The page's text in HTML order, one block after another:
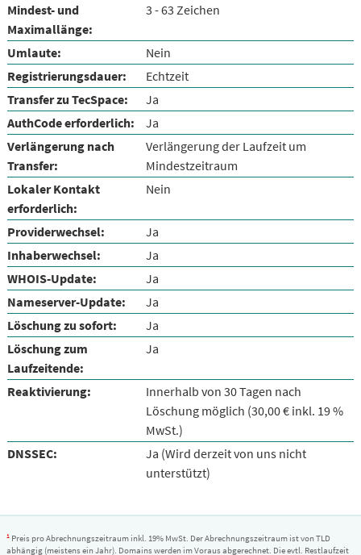
Mindest- und
Maximallänge:
3 - 63 Zeichen
Umlaute:
Nein
Registrierungsdauer:
Echtzeit
Transfer zu TecSpace:
Ja
AuthCode erforderlich:
Ja
Verlängerung nach
Transfer:
Verlängerung der Laufzeit um
Mindestzeitraum
Lokaler Kontakt
erforderlich:
Nein
Providerwechsel:
Ja
Inhaberwechsel:
Ja
WHOIS-Update:
Ja
Nameserver-Update:
Ja
Löschung zu sofort:
Ja
Löschung zum
Laufzeitende:
Ja
Reaktivierung:
Innerhalb von 30 Tagen nach
Löschung möglich (30,00 € inkl. 19 %
MwSt.)
DNSSEC:
Ja (Wird derzeit von uns nicht
unterstützt)
1Preis pro Abrechnungszeitraum inkl. 19% MwSt. Der Abrechnungszeitraum ist von TLD
abhängig (meistens ein Jahr). Domains werden im Voraus abgerechnet. Die evtl. Restlaufzeit